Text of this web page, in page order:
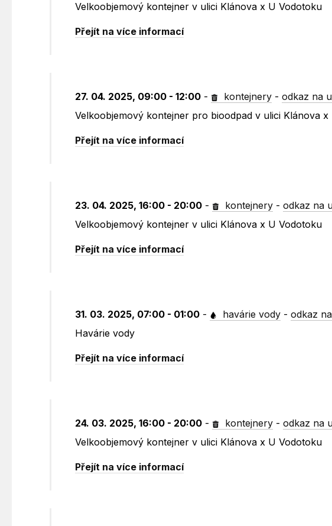
Velkoobjemový kontejner v ulici Klánova x U Vodotoku
Přejít na více informací
27. 04. 2025, 09:00 - 12:00 - kontejnery -odkaz na
Velkoobjemový kontejner pro bioodpad v ulici Klánova x
Přejít na více informací
23. 04. 2025, 16:00 - 20:00 - kontejnery -odkaz na
Velkoobjemový kontejner v ulici Klánova x U Vodotoku
Přejít na více informací
31. 03. 2025, 07:00 - 01:00 - havárie vody -odkaz
Havárie vody
Přejít na více informací
24. 03. 2025, 16:00 - 20:00 - kontejnery -odkaz na
Velkoobjemový kontejner v ulici Klánova x U Vodotoku
Přejít na více informací